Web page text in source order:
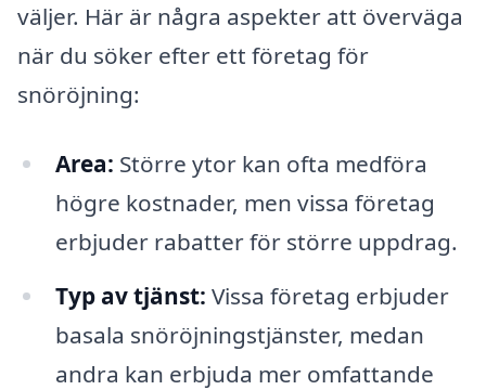
väljer. Här är några aspekter att överväga
när du söker efter ett företag för
snöröjning:
Area: Större ytor kan ofta medföra
högre kostnader, men vissa företag
erbjuder rabatter för större uppdrag.
Typ av tjänst: Vissa företag erbjuder
basala snöröjningstjänster, medan
andra kan erbjuda mer omfattande